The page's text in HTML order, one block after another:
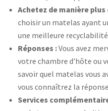
Achetez de manière
choisir un matelas ayant
une meilleure
Réponses :Vous avez
votre chambre d’hôte ou
savoir quel matelas vous
vous connaîtrez la
Services